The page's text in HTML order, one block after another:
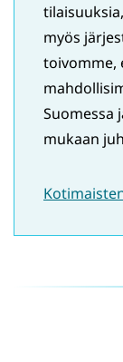
myös
toivomme,
Suomessa
mukaan